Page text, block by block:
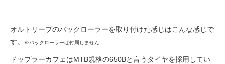
オルトリーブのバックローラーを取り付けた感じはこんな感じで
す。
※バックローラーは付属しません
ドップラーカフェはMTB規格の650Bと言うタイヤを採用してい